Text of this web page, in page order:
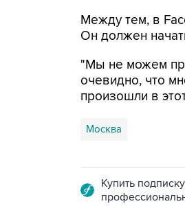
Между тем, в
Он должен
"Мы не можем
очевидно, что
произошли в
Москва
Купить